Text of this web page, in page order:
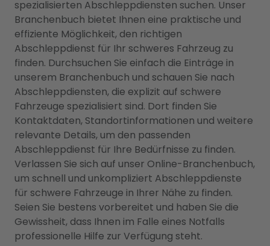
spezialisierten Abschleppdiensten suchen. Unser
Branchenbuch bietet Ihnen eine praktische und
effiziente Möglichkeit, den richtigen
Abschleppdienst für Ihr schweres Fahrzeug zu
finden. Durchsuchen Sie einfach die Einträge in
unserem Branchenbuch und schauen Sie nach
Abschleppdiensten, die explizit auf schwere
Fahrzeuge spezialisiert sind. Dort finden Sie
Kontaktdaten, Standortinformationen und weitere
relevante Details, um den passenden
Abschleppdienst für Ihre Bedürfnisse zu finden.
Verlassen Sie sich auf unser Online-Branchenbuch,
um schnell und unkompliziert Abschleppdienste
für schwere Fahrzeuge in Ihrer Nähe zu finden.
Seien Sie bestens vorbereitet und haben Sie die
Gewissheit, dass Ihnen im Falle eines Notfalls
professionelle Hilfe zur Verfügung steht.